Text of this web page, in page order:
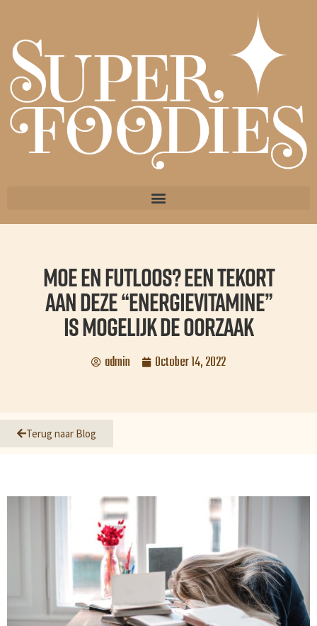
Moe en futloos? Een tekort
aan deze “energievitamine”
is mogelijk de oorzaak
admin October 14, 2022
Terug naar Blog